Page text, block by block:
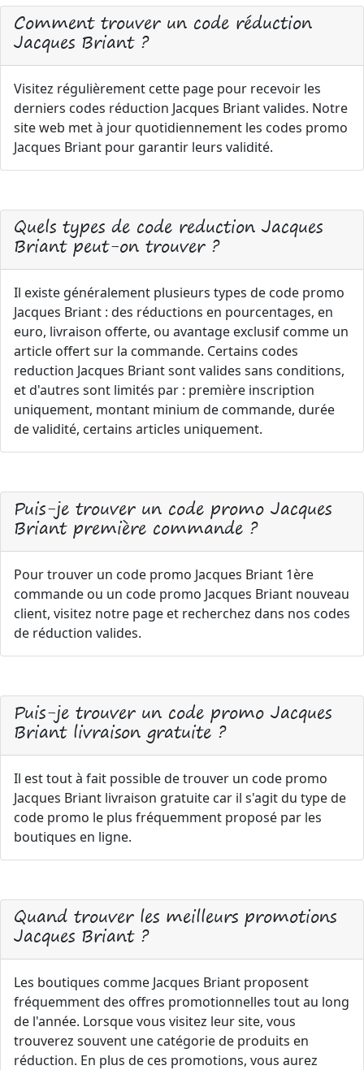
Comment trouver un code réduction
Jacques Briant ?
Visitez régulièrement cette page pour recevoir les
derniers codes réduction Jacques Briant valides. Notre
site web met à jour quotidiennement les codes promo
Jacques Briant pour garantir leurs validité.
Quels types de code reduction Jacques
Briant peut-on trouver ?
Il existe généralement plusieurs types de code promo
Jacques Briant : des réductions en pourcentages, en
euro, livraison offerte, ou avantage exclusif comme un
article offert sur la commande. Certains codes
reduction Jacques Briant sont valides sans conditions,
et d'autres sont limités par : première inscription
uniquement, montant minium de commande, durée
de validité, certains articles uniquement.
Puis-je trouver un code promo Jacques
Briant première commande ?
Pour trouver un code promo Jacques Briant 1ère
commande ou un code promo Jacques Briant nouveau
client, visitez notre page et recherchez dans nos codes
de réduction valides.
Puis-je trouver un code promo Jacques
Briant livraison gratuite ?
Il est tout à fait possible de trouver un code promo
Jacques Briant livraison gratuite car il s'agit du type de
code promo le plus fréquemment proposé par les
boutiques en ligne.
Quand trouver les meilleurs promotions
Jacques Briant ?
Les boutiques comme Jacques Briant proposent
fréquemment des offres promotionnelles tout au long
de l'année. Lorsque vous visitez leur site, vous
trouverez souvent une catégorie de produits en
réduction. En plus de ces promotions, vous aurez